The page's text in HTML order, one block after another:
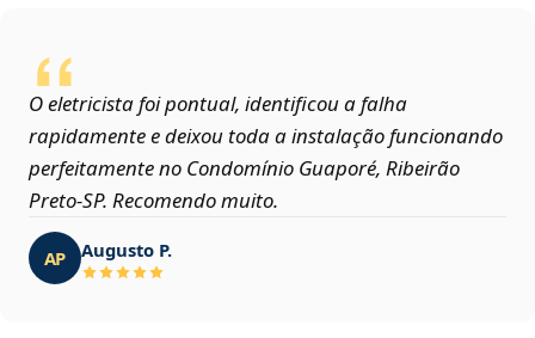
O eletricista foi pontual, identificou a falha
rapidamente e deixou toda a instalação funcionando
perfeitamente no Condomínio Guaporé, Ribeirão
Preto‑SP. Recomendo muito.
AP Augusto P.